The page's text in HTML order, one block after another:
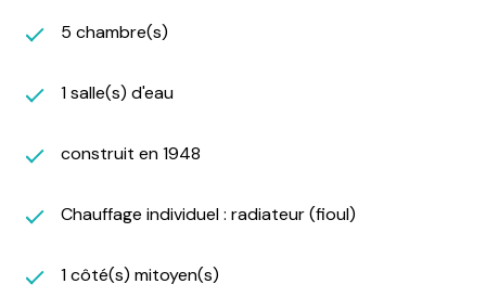
5 chambre(s)
1 salle(s) d'eau
construit en 1948
Chauffage individuel : radiateur (fioul)
1 côté(s) mitoyen(s)